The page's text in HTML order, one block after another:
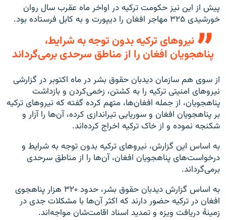
پیش از این نیز حکومت ترکیه در اواخر ماه عقرب سال روان
خورشیدی ۳۲۵ مهاجر افغان را دیپورت و به کابل فرستاده بود.
نیروهای ترکیه بدون توجه به شرایط،
پناهجویان افغان را از مناطق سرحدی برمی‌گرداند
از سوی هم سازمان دیدبان حقوق بشر در ماه اکتوبر در گزارشی
نیروهای امنیتی ترکیه را به کشتن، زخمی‌کردن و بازداشت
پناهجویان، از جمله افغان‌ها، متهم کرده گفته که نیروهای ترکیه
بر پناهجویان افغان و سوریایی تیراندازی کرده، آن‌ها را آزار و
شکنجه نموده و از خاک ترکیه اخراج کرده‌اند.
به اساس این گزارش، نیروهای ترکیه بدون توجه به شرایط و
درخواست‌های پناهجویان افغان، آن‌ها را از مناطق سرحدی
برمی‌گرداند.
به اساس گزارش دیدبان حقوق بشر، حدود ۳۲۰ هزار پناهجوی
افغان در ترکیه حضور دارند که اکثر آن‌ها با مشکلات جدی در
زمینۀ دریافت ویزه و تمدید اسناد اقامت‌شان مواجه‌اند.